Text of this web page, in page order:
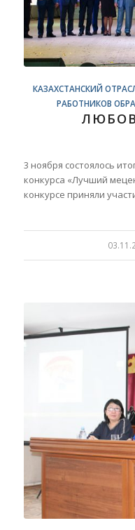
КАЗАХСТАНСКИЙ
РАБОТНИКОВ
3 ноября состоялось
конкурса «Лучший
конкурсе приняли
/